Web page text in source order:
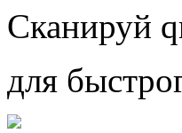
Сканируй
для